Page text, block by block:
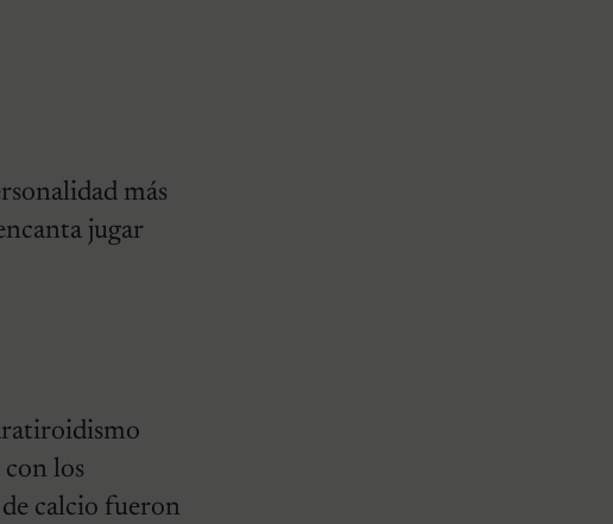
más
jugar
con los
calcio fueron